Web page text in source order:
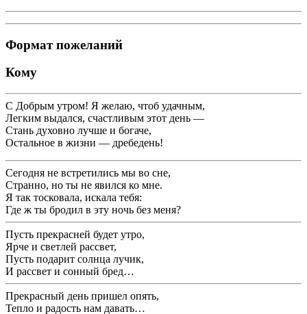
Формат пожеланий
Кому
С Добрым утром! Я желаю, чтоб удачным,
Легким выдался, счастливым этот день —
Стань духовно лучше и богаче,
Остальное в жизни — дребедень!
Сегодня не встретились мы во сне,
Странно, но ты не явился ко мне.
Я так тосковала, искала тебя:
Где ж ты бродил в эту ночь без меня?
Пусть прекрасней будет утро,
Ярче и светлей рассвет,
Пусть подарит солнца лучик,
И рассвет и сонный бред…
Прекрасный день пришел опять,
Тепло и радость нам давать…